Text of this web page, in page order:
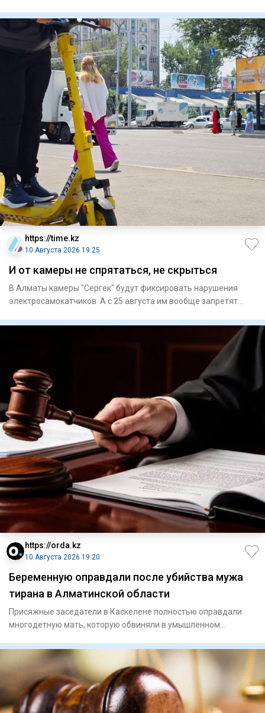
https://time.kz
10 Августа 2026 19:25
И от камеры не спрятаться, не скрыться
В Алматы камеры "Сергек" будут фиксировать нарушения
электросамокатчиков. А с 25 августа им вообще запретят
https://orda.kz
10 Августа 2026 19:20
Беременную оправдали после убийства мужа
тирана в Алматинской области
Присяжные заседатели в Каскелене полностью оправдали
многодетную мать, которую обвиняли в умышленном